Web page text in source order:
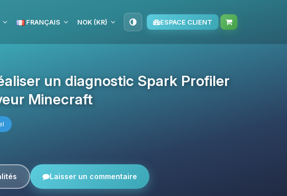
FRANÇAIS NOK (KR) ESPACE CLIENT
un diagnostic Spark Profiler
Minecraft
Laisser un commentaire